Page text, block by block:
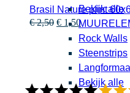
Brasil Nature plint
€2,50 Oorspronkelijke
was:
€ 2,50.
€ 1,50Huidige
prijs
is:
€ 1,50.
Bekijk alle
Rock Walls
Steenstrips
Bekijk alle